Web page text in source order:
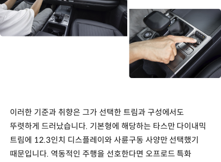
이러한 기준과 취향은 그가 선택한 트림과 구성에서도
뚜렷하게 드러났습니다. 기본형에 해당하는 타스만 다이내믹
트림에 12.3인치 디스플레이와 사륜구동 사양만 선택했기
때문입니다. 역동적인 주행을 선호한다면 오프로드 특화